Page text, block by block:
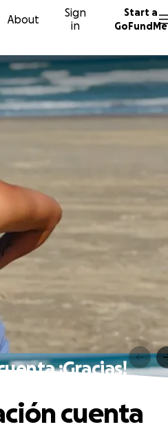
About
Sign
in
Start a
GoFundMe
¡Gracias!
cuenta